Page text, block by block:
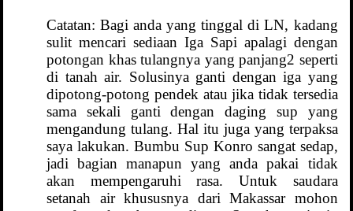
Catatan: Bagi anda yang tinggal di LN, kadang
sulit mencari sediaan Iga Sapi apalagi dengan
potongan khas tulangnya yang panjang2 seperti
di tanah air. Solusinya ganti dengan iga yang
dipotong-potong pendek atau jika tidak tersedia
sama sekali ganti dengan daging sup yang
mengandung tulang. Hal itu juga yang terpaksa
saya lakukan. Bumbu Sup Konro sangat sedap,
jadi bagian manapun yang anda pakai tidak
akan mempengaruhi rasa. Untuk saudara
setanah air khususnya dari Makassar mohon